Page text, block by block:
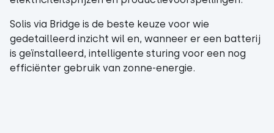
Solis via Bridge is de beste keuze voor wie
gedetailleerd inzicht wil en, wanneer er een batterij
is geïnstalleerd, intelligente sturing voor een nog
efficiënter gebruik van zonne-energie.